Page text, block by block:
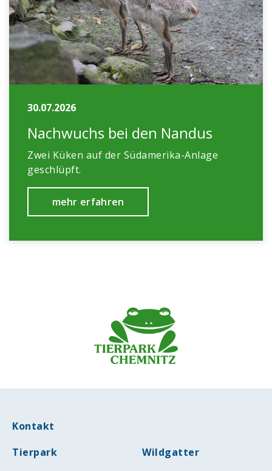
30.07.2026
Nachwuchs bei den Nandus
Zwei Küken auf der Südamerika-Anlage
geschlüpft.
mehr erfahren
Kontakt
Tierpark
Wildgatter